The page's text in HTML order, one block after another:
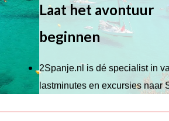
Laat het avontuur
beginnen
2Spanje.nl is dé specialist in
lastminutes en excursies naar
Wij hebben een breed scala